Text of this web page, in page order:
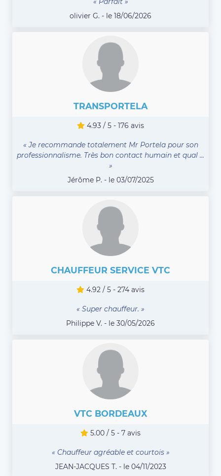
olivier G. - le 18/06/2026
TRANSPORTELA
4.93 / 5 - 176 avis
« Je recommande totalement Mr Portela pour son
professionnalisme. Très bon contact humain et qual ...
»
Jérôme P. - le 03/07/2025
CHAUFFEUR SERVICE VTC
4.92 / 5 - 274 avis
« Super chauffeur. »
Philippe V. - le 30/05/2026
VTC BORDEAUX
5.00 / 5 - 7 avis
« Chauffeur agréable et courtois »
JEAN-JACQUES T. - le 04/11/2023